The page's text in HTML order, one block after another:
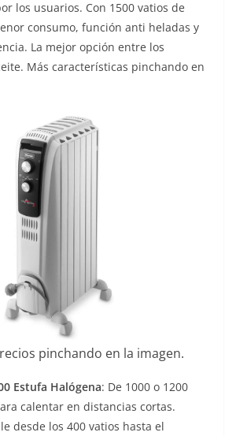
los usuarios. Con 1500 vatios de
consumo, función anti heladas y
La mejor opción entre los
Más características pinchando en
pinchando en la imagen.
Estufa Halógena: De 1000 o 1200
calentar en distancias cortas.
desde los 400 vatios hasta el